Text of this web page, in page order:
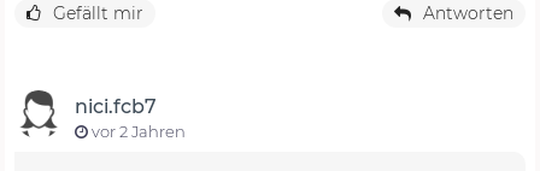
Gefällt mir Antworten
nici.fcb7
vor 2 Jahren